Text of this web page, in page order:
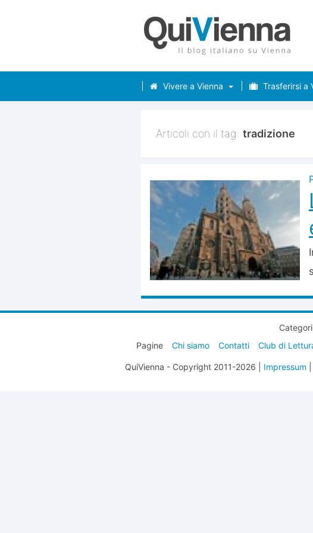
Vivere a Vienna Trasferirsi a
Articoli con il tag: tradizione
Pagine
Chi siamo Contatti Club di
QuiVienna - Copyright 2011-2026 | Impressum